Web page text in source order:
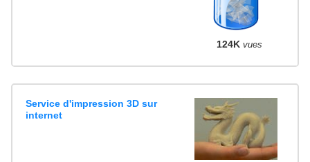
124K vues
Service d'impression 3D sur
internet